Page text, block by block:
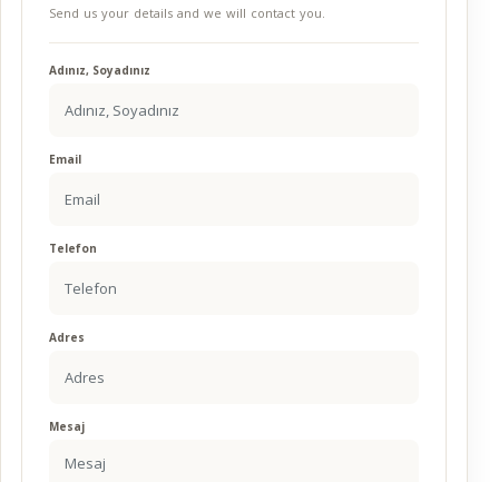
Send us your details and we will contact you.
Adınız, Soyadınız
Email
Telefon
Adres
Mesaj